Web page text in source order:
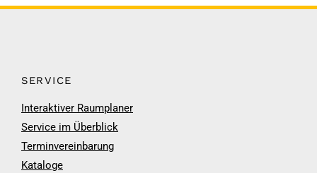
SERVICE
Interaktiver Raumplaner
Service im Überblick
Terminvereinbarung
Kataloge